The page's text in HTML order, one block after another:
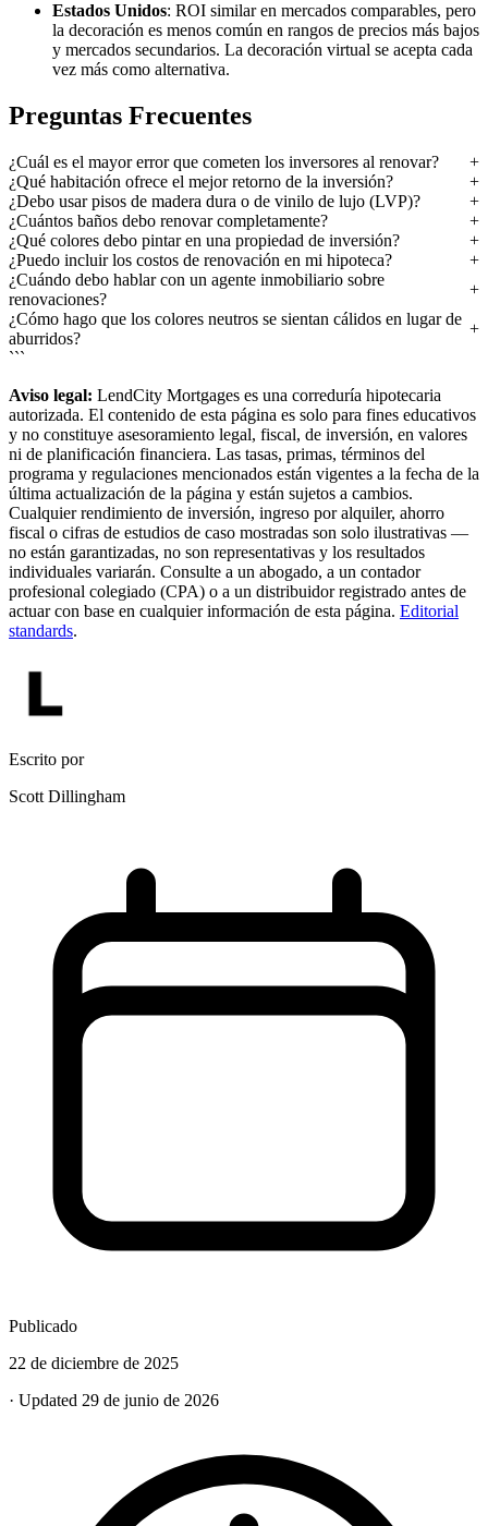
Estados Unidos: ROI similar en mercados comparables, pero
la decoración es menos común en rangos de precios más bajos
y mercados secundarios. La decoración virtual se acepta cada
vez más como alternativa.
Preguntas Frecuentes
¿Cuál es el mayor error que cometen los inversores al renovar?
¿Qué habitación ofrece el mejor retorno de la inversión?
¿Debo usar pisos de madera dura o de vinilo de lujo (LVP)?
¿Cuántos baños debo renovar completamente?
¿Qué colores debo pintar en una propiedad de inversión?
¿Puedo incluir los costos de renovación en mi hipoteca?
¿Cuándo debo hablar con un agente inmobiliario sobre
renovaciones?
¿Cómo hago que los colores neutros se sientan cálidos en lugar de
aburridos?
```
Aviso legal: LendCity Mortgages es una correduría hipotecaria
autorizada. El contenido de esta página es solo para fines educativos
y no constituye asesoramiento legal, fiscal, de inversión, en valores
ni de planificación financiera. Las tasas, primas, términos del
programa y regulaciones mencionados están vigentes a la fecha de la
última actualización de la página y están sujetos a cambios.
Cualquier rendimiento de inversión, ingreso por alquiler, ahorro
fiscal o cifras de estudios de caso mostradas son solo ilustrativas —
no están garantizadas, no son representativas y los resultados
individuales variarán. Consulte a un abogado, a un contador
profesional colegiado (CPA) o a un distribuidor registrado antes de
actuar con base en cualquier información de esta página. Editorial
standards.
Escrito por
Scott Dillingham
Publicado
22 de diciembre de 2025
· Updated 29 de junio de 2026